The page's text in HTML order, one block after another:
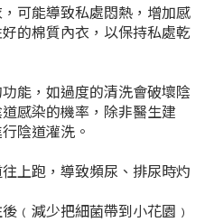
可能導致私處悶熱，增加感
的棉質內衣，以保持私處乾
能，如過度的清洗會破壞陰
感染的機率，除非醫生建
陰道灌洗。
上跑，導致頻尿、排尿時灼
﹙減少把細菌帶到小花園﹚